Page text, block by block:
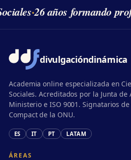
·26 años formando
divulgacióndinámica
Academia online especializada en
Sociales. Acreditados por la Junta de
Ministerio e ISO 9001. Signatarios
Compact de la ONU.
ES IT PT LATAM
ÁREAS